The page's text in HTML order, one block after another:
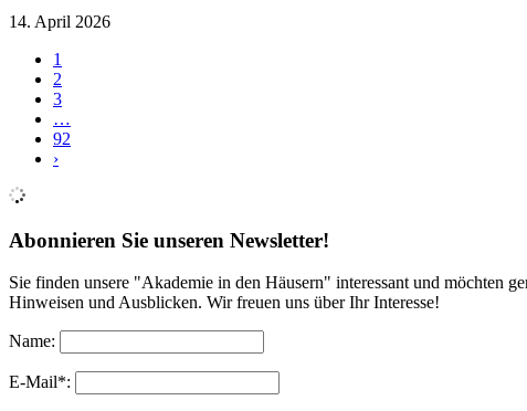
14. April 2026
1
2
3
…
92
›
Abonnieren Sie unseren Newsletter!
Sie finden unsere "Akademie in den Häusern" interessant und möchten
Hinweisen und Ausblicken. Wir freuen uns über Ihr Interesse!
Name:
E-Mail*: